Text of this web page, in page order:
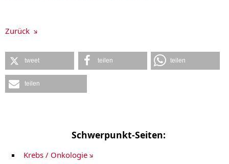
Zurück
tweet teilen teilen
teilen
Schwerpunkt-Seiten:
Krebs / Onkologie